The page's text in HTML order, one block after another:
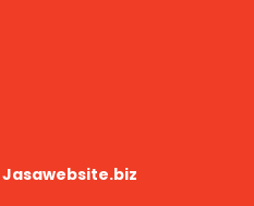
Jasawebsite.biz